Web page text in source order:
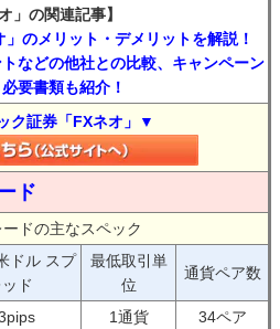
」の関連記事】
のメリット・デメリットを解説！
などの他社との比較、キャンペーン
要書類も紹介！
ク証券「FXネオ」▼
ド
ドの主なスペック
ドル スプ
ッド
最低取引単
位
通貨ペア数
1通貨
34ペア